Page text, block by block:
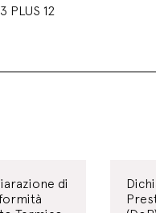
PLUS 12
di